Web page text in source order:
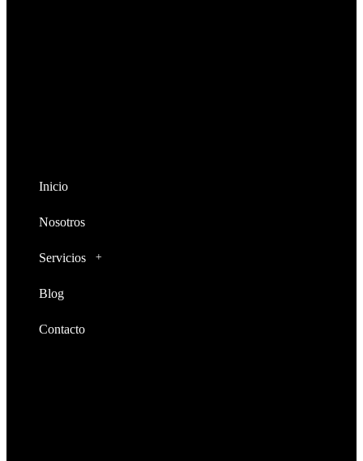
Inicio
Nosotros
Servicios
Blog
Contacto